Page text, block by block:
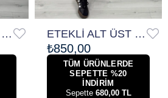
ETEKLİ ALT ÜST TAKIM ETEKLİ ALT ÜST TAKIM
₺850,00
TÜM ÜRÜNLERDE
SEPETTE %20
İNDİRİM
Sepette 680,00 TL